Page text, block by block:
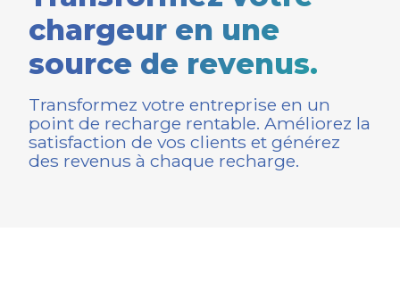
chargeur en une
source de revenus.
Transformez votre entreprise en un
point de recharge rentable. Améliorez la
satisfaction de vos clients et générez
des revenus à chaque recharge.